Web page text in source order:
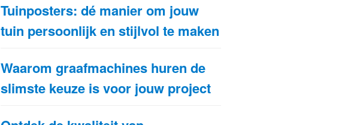
Tuinposters: dé manier om jouw
tuin persoonlijk en stijlvol te maken
Waarom graafmachines huren de
slimste keuze is voor jouw project